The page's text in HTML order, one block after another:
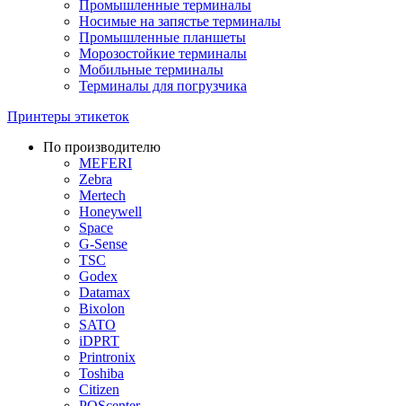
Промышленные терминалы
Носимые на запястье терминалы
Промышленные планшеты
Морозостойкие терминалы
Мобильные терминалы
Терминалы для погрузчика
Принтеры этикеток
По производителю
MEFERI
Zebra
Mertech
Honeywell
Space
G-Sense
TSC
Godex
Datamax
Bixolon
SATO
iDPRT
Printronix
Toshiba
Citizen